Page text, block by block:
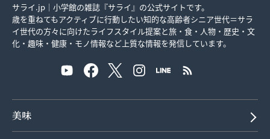
サライ.jp｜小学館の雑誌『サライ』の公式サイトです。
歳を重ねてもアクティブに行動したい知的な高齢者シニア世代＝サラ
イ世代の方々に向けたライフスタイル提案と旅・食・人物・歴史・文
化・趣味・健康・モノ情報など上質な情報を発信しています。
美味